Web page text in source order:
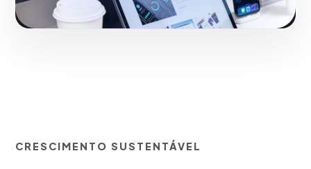
CRESCIMENTO SUSTENTÁVEL